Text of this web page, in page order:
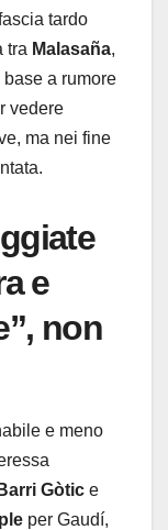
tardo
tra Malasaña,
a rumore
vedere
ma nei fine
e
non
e meno
Barri Gòtic e
per Gaudí,